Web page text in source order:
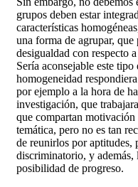
grupos deben estar
características
una forma de agrupar, que
desigualdad con respecto
Sería aconsejable este tipo
homogeneidad
por ejemplo a la hora de
investigación, que
que compartan motivación
temática, pero no es tan
de reunirlos por aptitudes,
discriminatorio, y además,
posibilidad de progreso.